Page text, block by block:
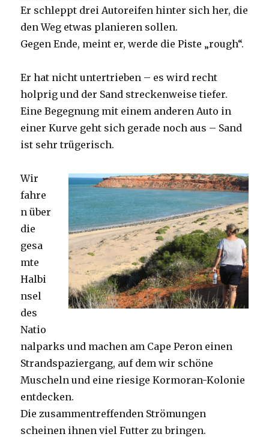
Er schleppt drei Autoreifen hinter sich her, die
den Weg etwas planieren sollen.
Gegen Ende, meint er, werde die Piste „rough“.
Er hat nicht untertrieben – es wird recht
holprig und der Sand streckenweise tiefer.
Eine Begegnung mit einem anderen Auto in
einer Kurve geht sich gerade noch aus – Sand
ist sehr trügerisch.
Wir
fahre
n über
die
gesa
mte
Halbi
nsel
des
Natio
nalparks und machen am Cape Peron einen
Strandspaziergang, auf dem wir schöne
Muscheln und eine riesige Kormoran-Kolonie
entdecken.
Die zusammentreffenden Strömungen
scheinen ihnen viel Futter zu bringen.